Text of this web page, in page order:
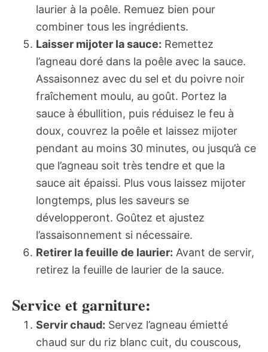
laurier à la poêle. Remuez bien pour
combiner tous les ingrédients.
Laisser mijoter la sauce: Remettez
l’agneau doré dans la poêle avec la sauce.
Assaisonnez avec du sel et du poivre noir
fraîchement moulu, au goût. Portez la
sauce à ébullition, puis réduisez le feu à
doux, couvrez la poêle et laissez mijoter
pendant au moins 30 minutes, ou jusqu’à ce
que l’agneau soit très tendre et que la
sauce ait épaissi. Plus vous laissez mijoter
longtemps, plus les saveurs se
développeront. Goûtez et ajustez
l’assaisonnement si nécessaire.
Retirer la feuille de laurier: Avant de servir,
retirez la feuille de laurier de la sauce.
Service et garniture:
Servir chaud: Servez l’agneau émietté
chaud sur du riz blanc cuit, du couscous,